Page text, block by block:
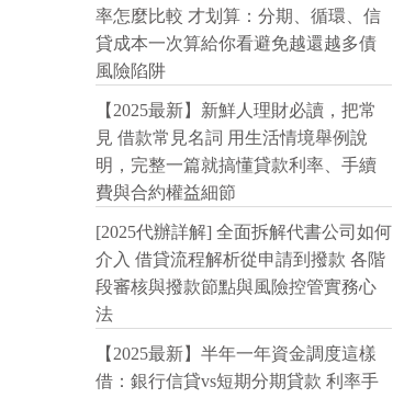
率怎麼比較 才划算：分期、循環、信
貸成本一次算給你看避免越還越多債
風險陷阱
【2025最新】新鮮人理財必讀，把常
見 借款常見名詞 用生活情境舉例說
明，完整一篇就搞懂貸款利率、手續
費與合約權益細節
[2025代辦詳解] 全面拆解代書公司如何
介入 借貸流程解析從申請到撥款 各階
段審核與撥款節點與風險控管實務心
法
【2025最新】半年一年資金調度這樣
借：銀行信貸vs短期分期貸款 利率手